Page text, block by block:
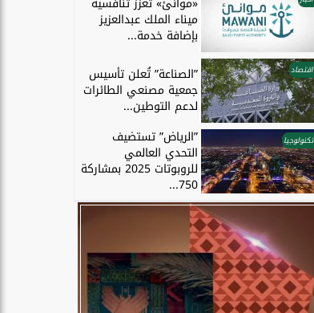
ميناء الملك عبدالعزيز
بإضافة خدمة...
اقتصاد ”الصناعة” تُعلن تأسيس
جمعية مصنعي الطائرات
لدعم التوطين...
تكنولوجيا ”الرياض” تستضيف
التحدي العالمي
للروبوتات 2025 بمشاركة
750...